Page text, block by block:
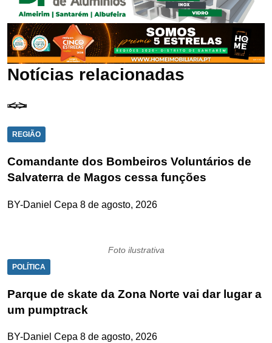
Notícias relacionadas
REGIÃO
Comandante dos Bombeiros Voluntários de
Salvaterra de Magos cessa funções
BY-Daniel Cepa 8 de agosto, 2026
Foto ilustrativa
POLÍTICA
Parque de skate da Zona Norte vai dar lugar a
um pumptrack
BY-Daniel Cepa 8 de agosto, 2026